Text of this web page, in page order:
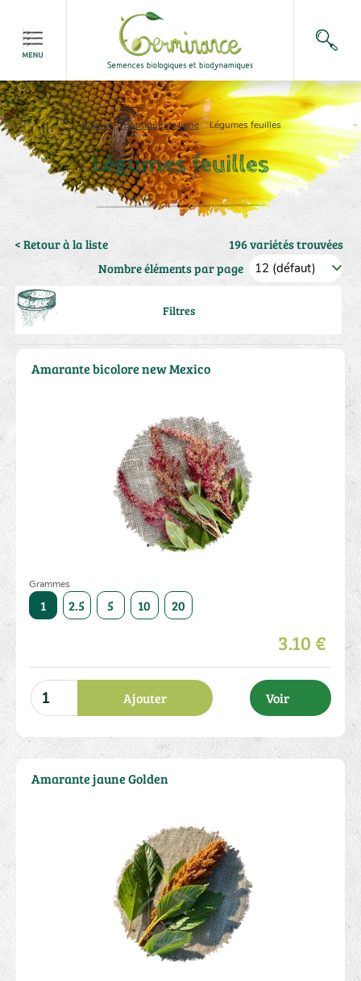
Accueil>Boutique en ligne>Légumes feuilles
Légumes feuilles
< Retour à la liste
196 variétés trouvées
Nombre éléments par page
Filtres
Grammes
1 2.5 5 10 20
3.10 €
Ajouter Voir
Amarante bicolore new Mexico
Amarante jaune Golden